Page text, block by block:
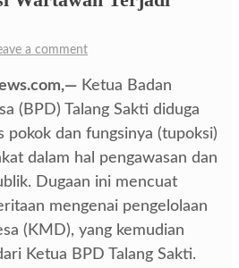
a comment
Ketua Badan
(BPD) Talang Sakti diduga
pokok dan fungsinya (tupoksi)
dalam hal pengawasan dan
Dugaan ini mencuat
mengenai pengelolaan
(KMD), yang kemudian
Ketua BPD Talang Sakti.